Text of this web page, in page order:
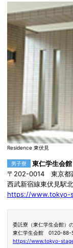
Residence 東伏見
男子寮
東仁学生会
〒202-0014 東京都
西武新宿線東伏見駅
https://www.tokyo-
委託寮（東仁学生会館）
東仁学生会館 0120-88-
https://www.tokyo-